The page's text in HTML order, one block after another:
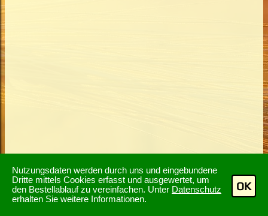
Nutzungsdaten werden durch uns und eingebundene
Dritte mittels Cookies erfasst und ausgewertet, um
den Bestellablauf zu vereinfachen. Unter Datenschutz
erhalten Sie weitere Informationen.
OK